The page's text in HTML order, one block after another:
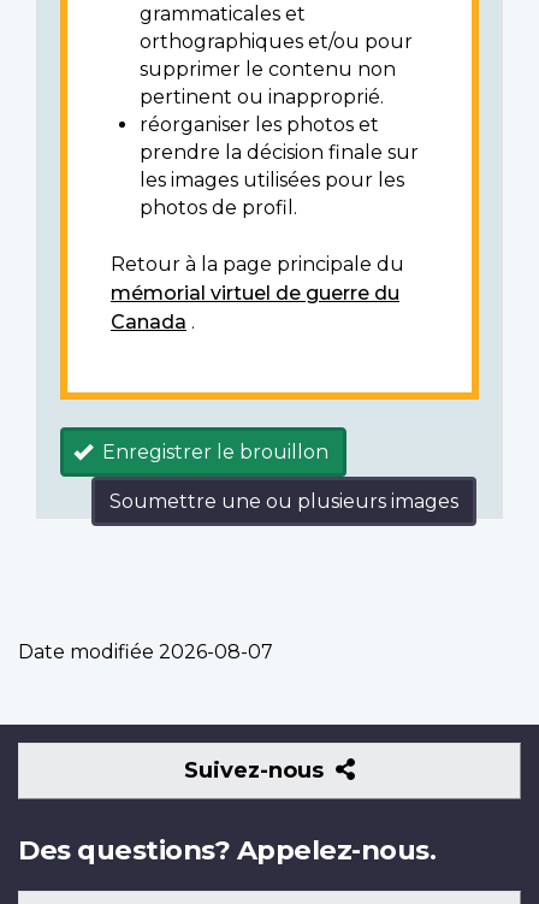
grammaticales et
orthographiques et/ou pour
supprimer le contenu non
pertinent ou inapproprié.
réorganiser les photos et
prendre la décision finale sur
les images utilisées pour les
photos de profil.
Retour à la page principale du
mémorial virtuel de guerre du
Canada .
Enregistrer le brouillon
Soumettre une ou plusieurs images
Date modifiée 2026-08-07
Suivez-nous
Suivez-
nous
Des questions? Appelez-nous.